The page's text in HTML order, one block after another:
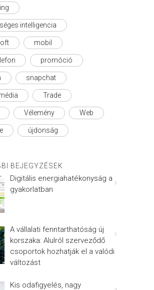
intelligencia
mobil
promóció
snapchat
Trade
Vélemény Web
újdonság
BEJEGYZÉSEK
Digitális energiahatékonyság a
gyakorlatban
A vállalati fenntarthatóság új
korszaka: Alulról szerveződő
csoportok hozhatják el a valódi
változást
Kis odafigyelés, nagy